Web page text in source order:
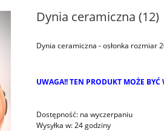
Dynia ceramiczna (12)
Dynia ceramiczna - osłonka rozmiar
UWAGA!! TEN PRODUKT MOŻE
Dostępność: na wyczerpaniu
Wysyłka w:24 godziny